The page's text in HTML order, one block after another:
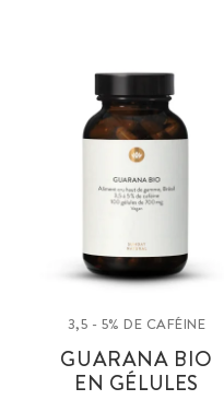
3,5 - 5% DE CAFÉINE
GUARANA BIO
EN GÉLULES